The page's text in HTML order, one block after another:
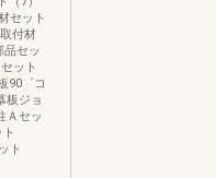
セット
付材
品セッ
ット
90゜コ
板ジョ
Ａセッ
ト